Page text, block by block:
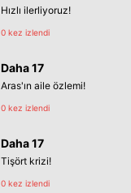
Hızlı ilerliyoruz!
0 kez izlendi
Daha 17
Aras'ın aile özlemi!
0 kez izlendi
Daha 17
Tişört krizi!
0 kez izlendi